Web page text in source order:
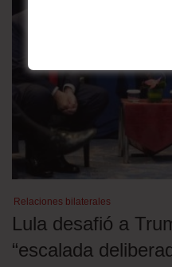
Relaciones bilaterales
Lula desafió a
“escalada